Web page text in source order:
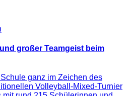
großer Teamgeist beim
ganz im Zeichen des
Volleyball-Mixed-Turnier